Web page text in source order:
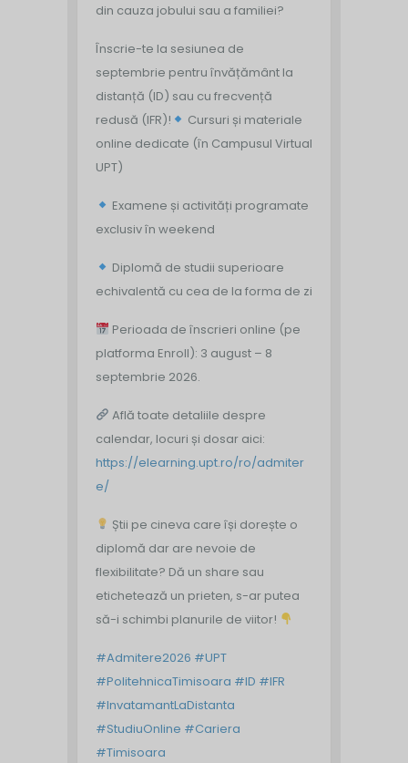
din cauza jobului sau a familiei?
Înscrie-te la sesiunea de
septembrie pentru învățământ la
distanță (ID) sau cu frecvență
redusă (IFR)!
Cursuri și materiale
online dedicate (în Campusul Virtual
UPT)
Examene și activități programate
exclusiv în weekend
Diplomă de studii superioare
echivalentă cu cea de la forma de zi
Perioada de înscrieri online (pe
platforma Enroll): 3 august – 8
septembrie 2026.
Află toate detaliile despre
calendar, locuri și dosar aici:
https://elearning.upt.ro/ro/admiter
e/
Știi pe cineva care își dorește o
diplomă dar are nevoie de
flexibilitate? Dă un share sau
etichetează un prieten, s-ar putea
să-i schimbi planurile de viitor!
#Admitere2026 #UPT
#PolitehnicaTimisoara #ID #IFR
#InvatamantLaDistanta
#StudiuOnline #Cariera
#Timisoara